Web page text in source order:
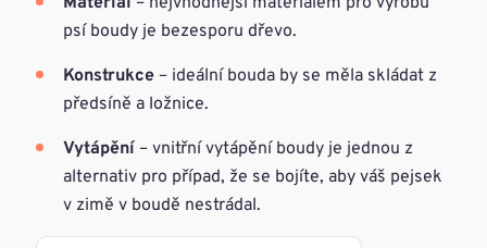
psí boudy je bezesporu dřevo.
Konstrukce – ideální bouda by se měla skládat z
předsíně a ložnice.
Vytápění – vnitřní vytápění boudy je jednou z
alternativ pro případ, že se bojíte, aby váš pejsek
v zimě v boudě nestrádal.